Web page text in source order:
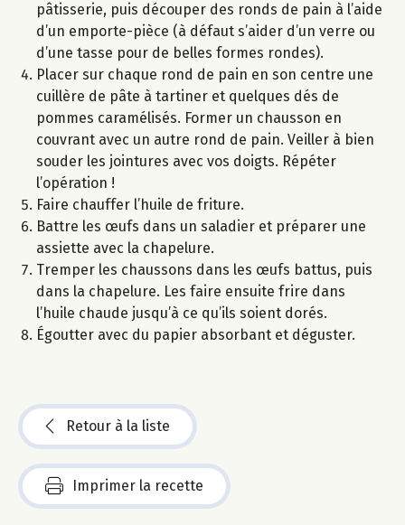
pâtisserie, puis découper des ronds de pain à l’aide
d’un emporte-pièce (à défaut s’aider d’un verre ou
d’une tasse pour de belles formes rondes).
Placer sur chaque rond de pain en son centre une
cuillère de pâte à tartiner et quelques dés de
pommes caramélisés. Former un chausson en
couvrant avec un autre rond de pain. Veiller à bien
souder les jointures avec vos doigts. Répéter
l’opération !
Faire chauffer l’huile de friture.
Battre les œufs dans un saladier et préparer une
assiette avec la chapelure.
Tremper les chaussons dans les œufs battus, puis
dans la chapelure. Les faire ensuite frire dans
l’huile chaude jusqu’à ce qu’ils soient dorés.
Égoutter avec du papier absorbant et déguster.
Retour à la liste
Imprimer la recette